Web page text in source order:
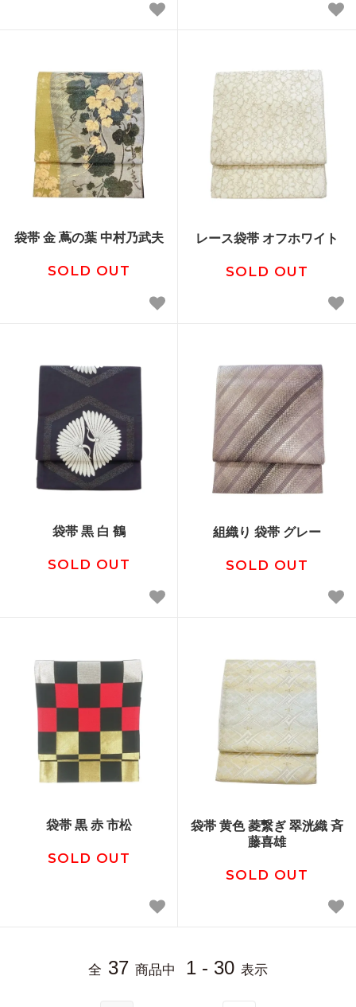
袋帯 金 蔦の葉 中村乃武夫
SOLD OUT
レース袋帯 オフホワイト
SOLD OUT
袋帯 黒 白 鶴
SOLD OUT
組織り 袋帯 グレー
SOLD OUT
袋帯 黒 赤 市松
SOLD OUT
袋帯 黄色 菱繋ぎ 翠洸織 斉
藤喜雄
SOLD OUT
全 37 商品中 1 - 30 表示